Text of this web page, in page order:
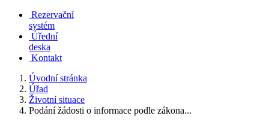
Rezervační
systém
Úřední
deska
Kontakt
Úvodní stránka
Úřad
Životní situace
Podání žádosti o informace podle zákona...